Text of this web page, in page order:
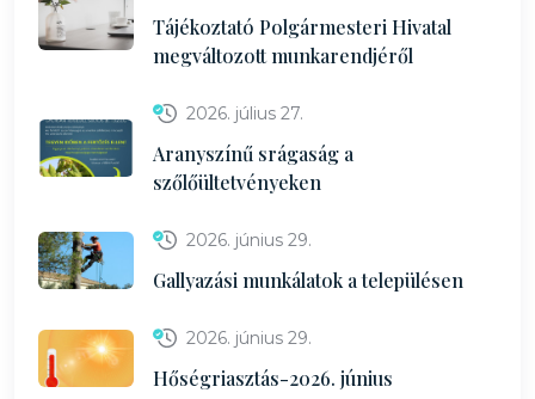
Tájékoztató Polgármesteri Hivatal
megváltozott munkarendjéről
2026. július 27.
Aranyszínű srágaság a
szőlőültetvényeken
2026. június 29.
Gallyazási munkálatok a településen
2026. június 29.
Hőségriasztás-2026. június